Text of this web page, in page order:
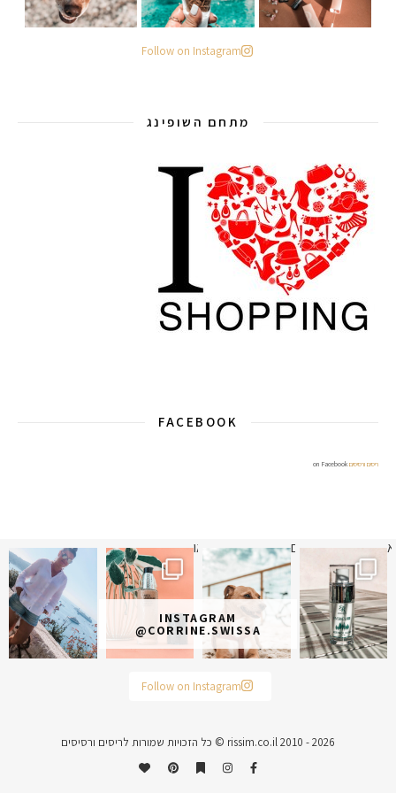
Follow on Instagram
מתחם השופינג
FACEBOOK
ריסים ורסיסים
INSTAGRAM
@CORRINE.SWISSA
תמונה כבר חודשיים
איזו אהבתם יותר? הראשונה או
Follow on Instagram
rissim.co.il 2010 - 2026 © כל הזכויות שמורות לריסים ורסיסים